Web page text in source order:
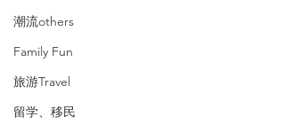
潮流others
Family Fun
旅游Travel
留学、移民